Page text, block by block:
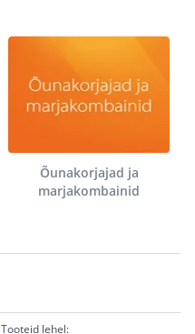
Õunakorjajad ja
marjakombainid
Tooteid lehel: